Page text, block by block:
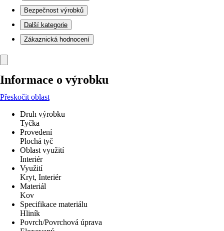
Bezpečnost výrobků
Další kategorie
Zákaznická hodnocení
Informace o výrobku
Přeskočit oblast
Druh výrobku
Tyčka
Provedení
Plochá tyč
Oblast využití
Interiér
Využití
Kryt, Interiér
Materiál
Kov
Specifikace materiálu
Hliník
Povrch/Povrchová úprava